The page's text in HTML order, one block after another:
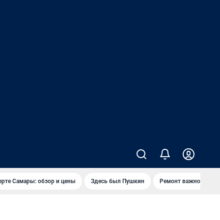
Самары: обзор и цены Здесь был Пушкин Ремонт важного